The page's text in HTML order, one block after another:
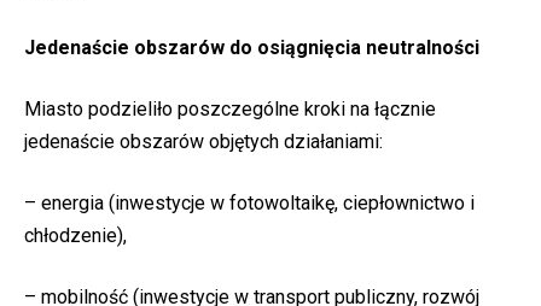
Jedenaście obszarów do osiągnięcia neutralności
Miasto podzieliło poszczególne kroki na łącznie
jedenaście obszarów objętych działaniami:
– energia (inwestycje w fotowoltaikę, ciepłownictwo i
chłodzenie),
– mobilność (inwestycje w transport publiczny, rozwój